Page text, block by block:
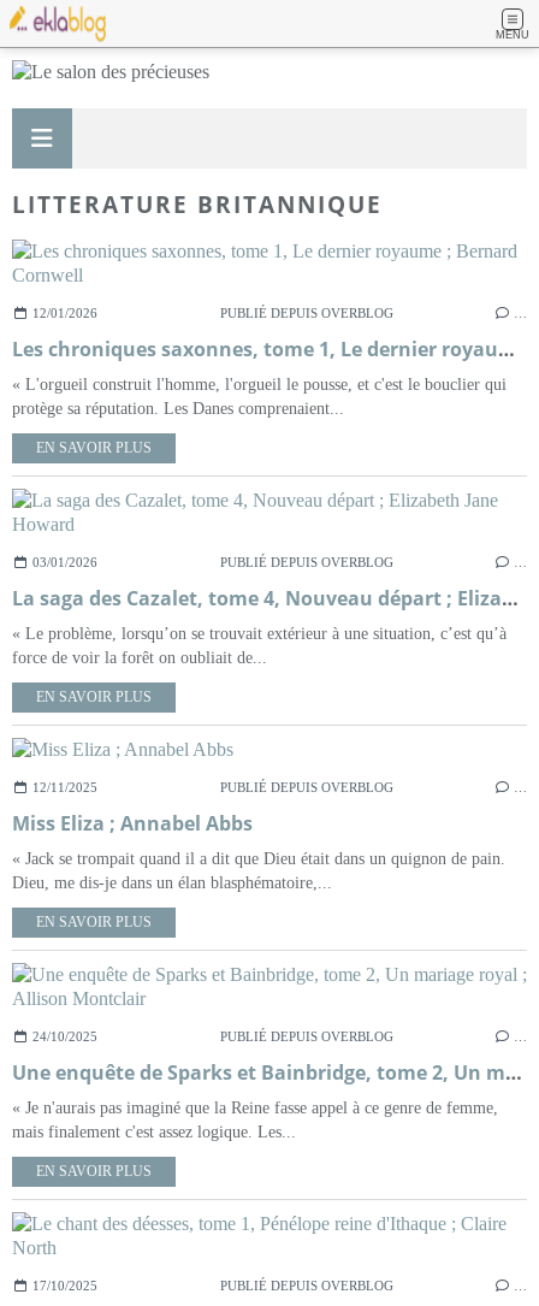
MENU
LITTERATURE BRITANNIQUE
12/01/2026 PUBLIÉ DEPUIS OVERBLOG
Les chroniques saxonnes, tome 1, Le dernier royaume ; Bernard Cornwell
« L'orgueil construit l'homme, l'orgueil le pousse, et c'est le bouclier qui
protège sa réputation. Les Danes comprenaient...
EN SAVOIR PLUS
03/01/2026 PUBLIÉ DEPUIS OVERBLOG
La saga des Cazalet, tome 4, Nouveau départ ; Elizabeth Jane Howard
« Le problème, lorsqu’on se trouvait extérieur à une situation, c’est qu’à
force de voir la forêt on oubliait de...
EN SAVOIR PLUS
12/11/2025 PUBLIÉ DEPUIS OVERBLOG
Miss Eliza ; Annabel Abbs
« Jack se trompait quand il a dit que Dieu était dans un quignon de pain.
Dieu, me dis-je dans un élan blasphématoire,...
EN SAVOIR PLUS
24/10/2025 PUBLIÉ DEPUIS OVERBLOG
Une enquête de Sparks et Bainbridge, tome 2, Un mariage royal ; Allison Montclair
« Je n'aurais pas imaginé que la Reine fasse appel à ce genre de femme,
mais finalement c'est assez logique. Les...
EN SAVOIR PLUS
17/10/2025 PUBLIÉ DEPUIS OVERBLOG